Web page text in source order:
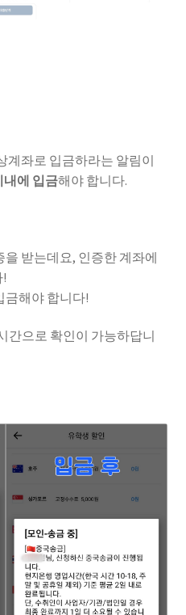
계좌로 입금하라는 알림이
내에 입금해야 합니다.
을 받는데요, 인증한 계좌에
금해야 합니다!
간으로 확인이 가능하답니